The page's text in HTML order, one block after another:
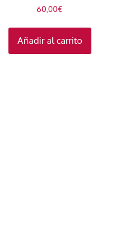
60,00€
Añadir al carrito